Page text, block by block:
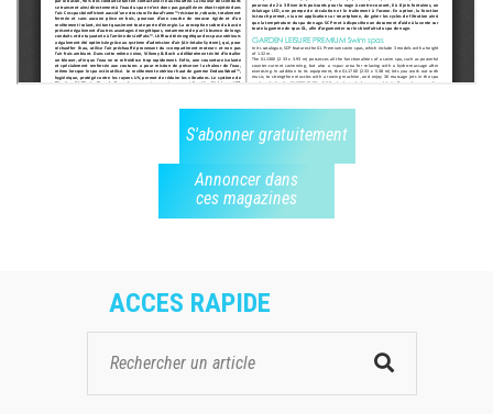
S'abonner gratuitement
Annoncer dans
ces magazines
ACCES RAPIDE